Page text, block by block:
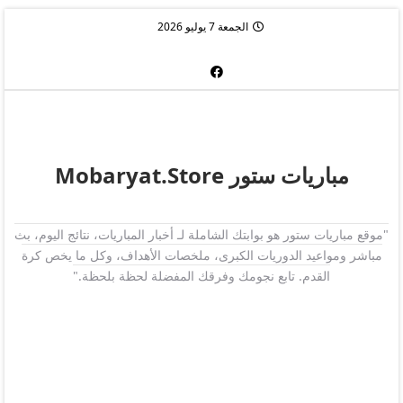
الجمعة 7 يوليو 2026
مباريات ستور Mobaryat.Store
"موقع مباريات ستور هو بوابتك الشاملة لـ أخبار المباريات، نتائج اليوم، بث
مباشر ومواعيد الدوريات الكبرى، ملخصات الأهداف، وكل ما يخص كرة
القدم. تابع نجومك وفرقك المفضلة لحظة بلحظة."